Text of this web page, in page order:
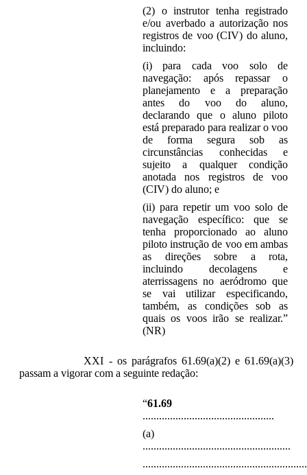
(2) o instrutor tenha registrado
e/ou averbado a autorização nos
registros de voo (CIV) do aluno,
incluindo:
(i) para cada voo solo de
navegação: após repassar o
planejamento e a preparação
antes do voo do aluno,
declarando que o aluno piloto
está preparado para realizar o voo
de forma segura sob as
circunstâncias conhecidas e
sujeito a qualquer condição
anotada nos registros de voo
(CIV) do aluno; e
(ii) para repetir um voo solo de
navegação específico: que se
tenha proporcionado ao aluno
piloto instrução de voo em ambas
as direções sobre a rota,
incluindo decolagens e
aterrissagens no aeródromo que
se vai utilizar especificando,
também, as condições sob as
quais os voos irão se realizar.”
(NR)
XXI - os parágrafos 61.69(a)(2) e 61.69(a)(3)
passam a vigorar com a seguinte redação:
“61.69
................................................
(a)
......................................................
............................................................